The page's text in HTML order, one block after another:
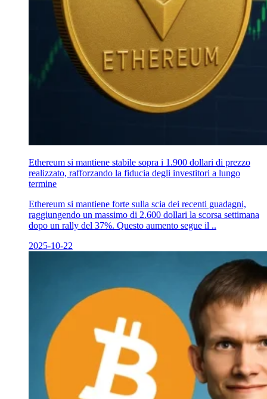
Ethereum si mantiene stabile sopra i 1.900 dollari di prezzo
realizzato, rafforzando la fiducia degli investitori a lungo
termine
Ethereum si mantiene forte sulla scia dei recenti guadagni,
raggiungendo un massimo di 2.600 dollari la scorsa settimana
dopo un rally del 37%. Questo aumento segue il ..
2025-10-22